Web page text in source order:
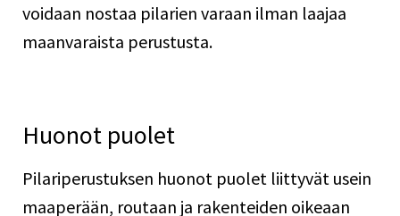
voidaan nostaa pilarien varaan ilman laajaa
maanvaraista perustusta.
Huonot puolet
Pilariperustuksen huonot puolet liittyvät usein
maaperään, routaan ja rakenteiden oikeaan